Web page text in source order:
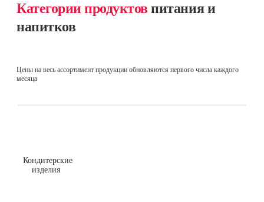
Категории продуктовпитания и
напитков
Цены на весь ассортимент продукции обновляются первого числа каждого
месяца
Кондитерские
изделия